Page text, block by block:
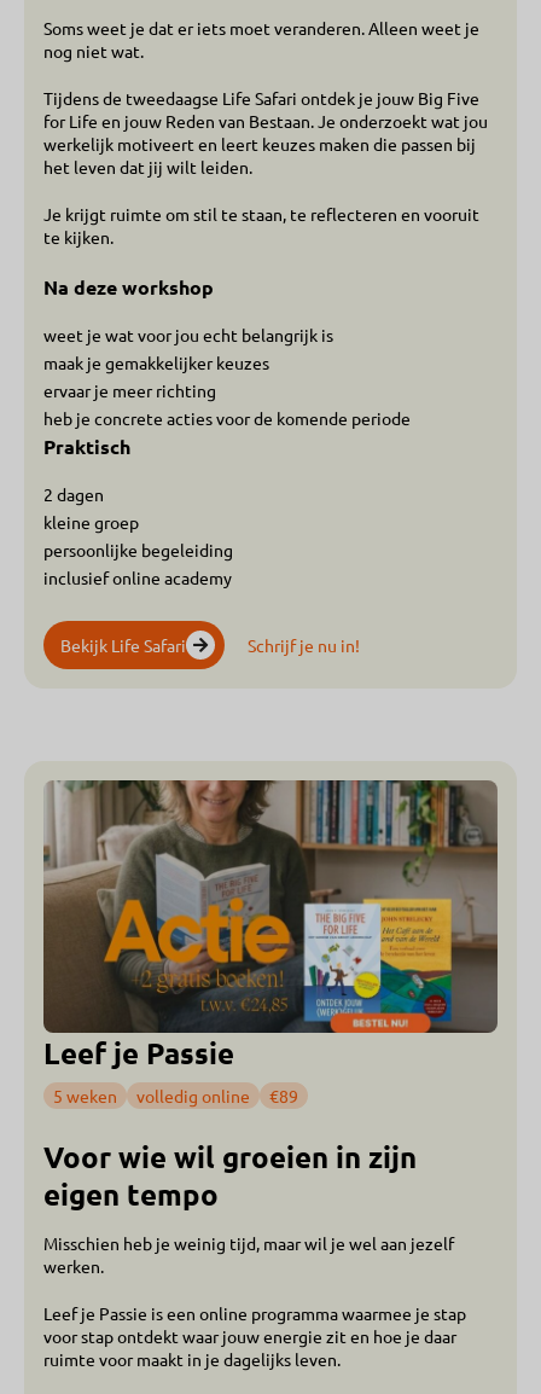
Soms weet je dat er iets moet veranderen. Alleen weet je
nog niet wat.
Tijdens de tweedaagse Life Safari ontdek je jouw Big Five
for Life en jouw Reden van Bestaan. Je onderzoekt wat jou
werkelijk motiveert en leert keuzes maken die passen bij
het leven dat jij wilt leiden.
Je krijgt ruimte om stil te staan, te reflecteren en vooruit
te kijken.
Na deze workshop
weet je wat voor jou echt belangrijk is
maak je gemakkelijker keuzes
ervaar je meer richting
heb je concrete acties voor de komende periode
Praktisch
2 dagen
kleine groep
persoonlijke begeleiding
inclusief online academy
Bekijk Life Safari Schrijf je nu in!
Leef je Passie
5 weken volledig online €89
Voor wie wil groeien in zijn
eigen tempo
Misschien heb je weinig tijd, maar wil je wel aan jezelf
werken.
Leef je Passie is een online programma waarmee je stap
voor stap ontdekt waar jouw energie zit en hoe je daar
ruimte voor maakt in je dagelijks leven.